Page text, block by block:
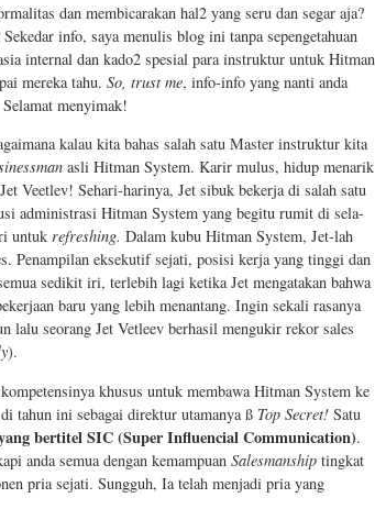
dan membicarakan hal2 yang seru dan segar aja?
info, saya menulis blog ini tanpa sepengetahuan
internal dan kado2 spesial para instruktur untuk Hitman
mereka tahu. So, trust me, info-info yang nanti anda
menyimak!
kalau kita bahas salah satu Master instruktur kita
asli Hitman System. Karir mulus, hidup menarik
Veetlev! Sehari-harinya, Jet sibuk bekerja di salah satu
administrasi Hitman System yang begitu rumit di sela-
untuk refreshing. Dalam kubu Hitman System, Jet-lah
Penampilan eksekutif sejati, posisi kerja yang tinggi dan
sedikit iri, terlebih lagi ketika Jet mengatakan bahwa
baru yang lebih menantang. Ingin sekali rasanya
lalu seorang Jet Vetleev berhasil mengukir rekor sales
).
khusus untuk membawa Hitman System ke
tahun ini sebagai direktur utamanya ß Top Secret! Satu
bertitel SIC (Super Influencial Communication).
anda semua dengan kemampuan Salesmanship tingkat
pria sejati. Sungguh, Ia telah menjadi pria yang